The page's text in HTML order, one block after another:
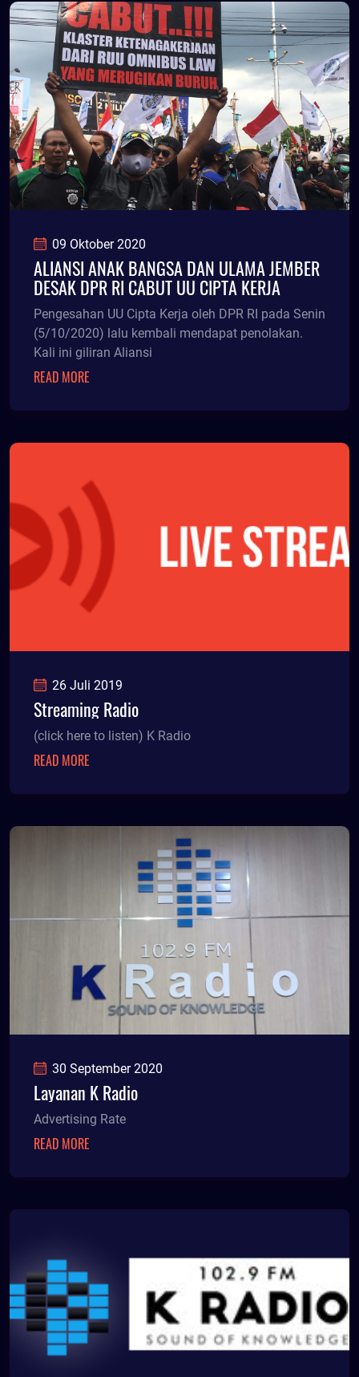
09 Oktober 2020
ALIANSI ANAK BANGSA DAN ULAMA JEMBER
DESAK DPR RI CABUT UU CIPTA KERJA
Pengesahan UU Cipta Kerja oleh DPR RI pada Senin
(5/10/2020) lalu kembali mendapat penolakan.
Kali ini giliran Aliansi
READ MORE
26 Juli 2019
Streaming Radio
(click here to listen) K Radio
READ MORE
30 September 2020
Layanan K Radio
Advertising Rate
READ MORE